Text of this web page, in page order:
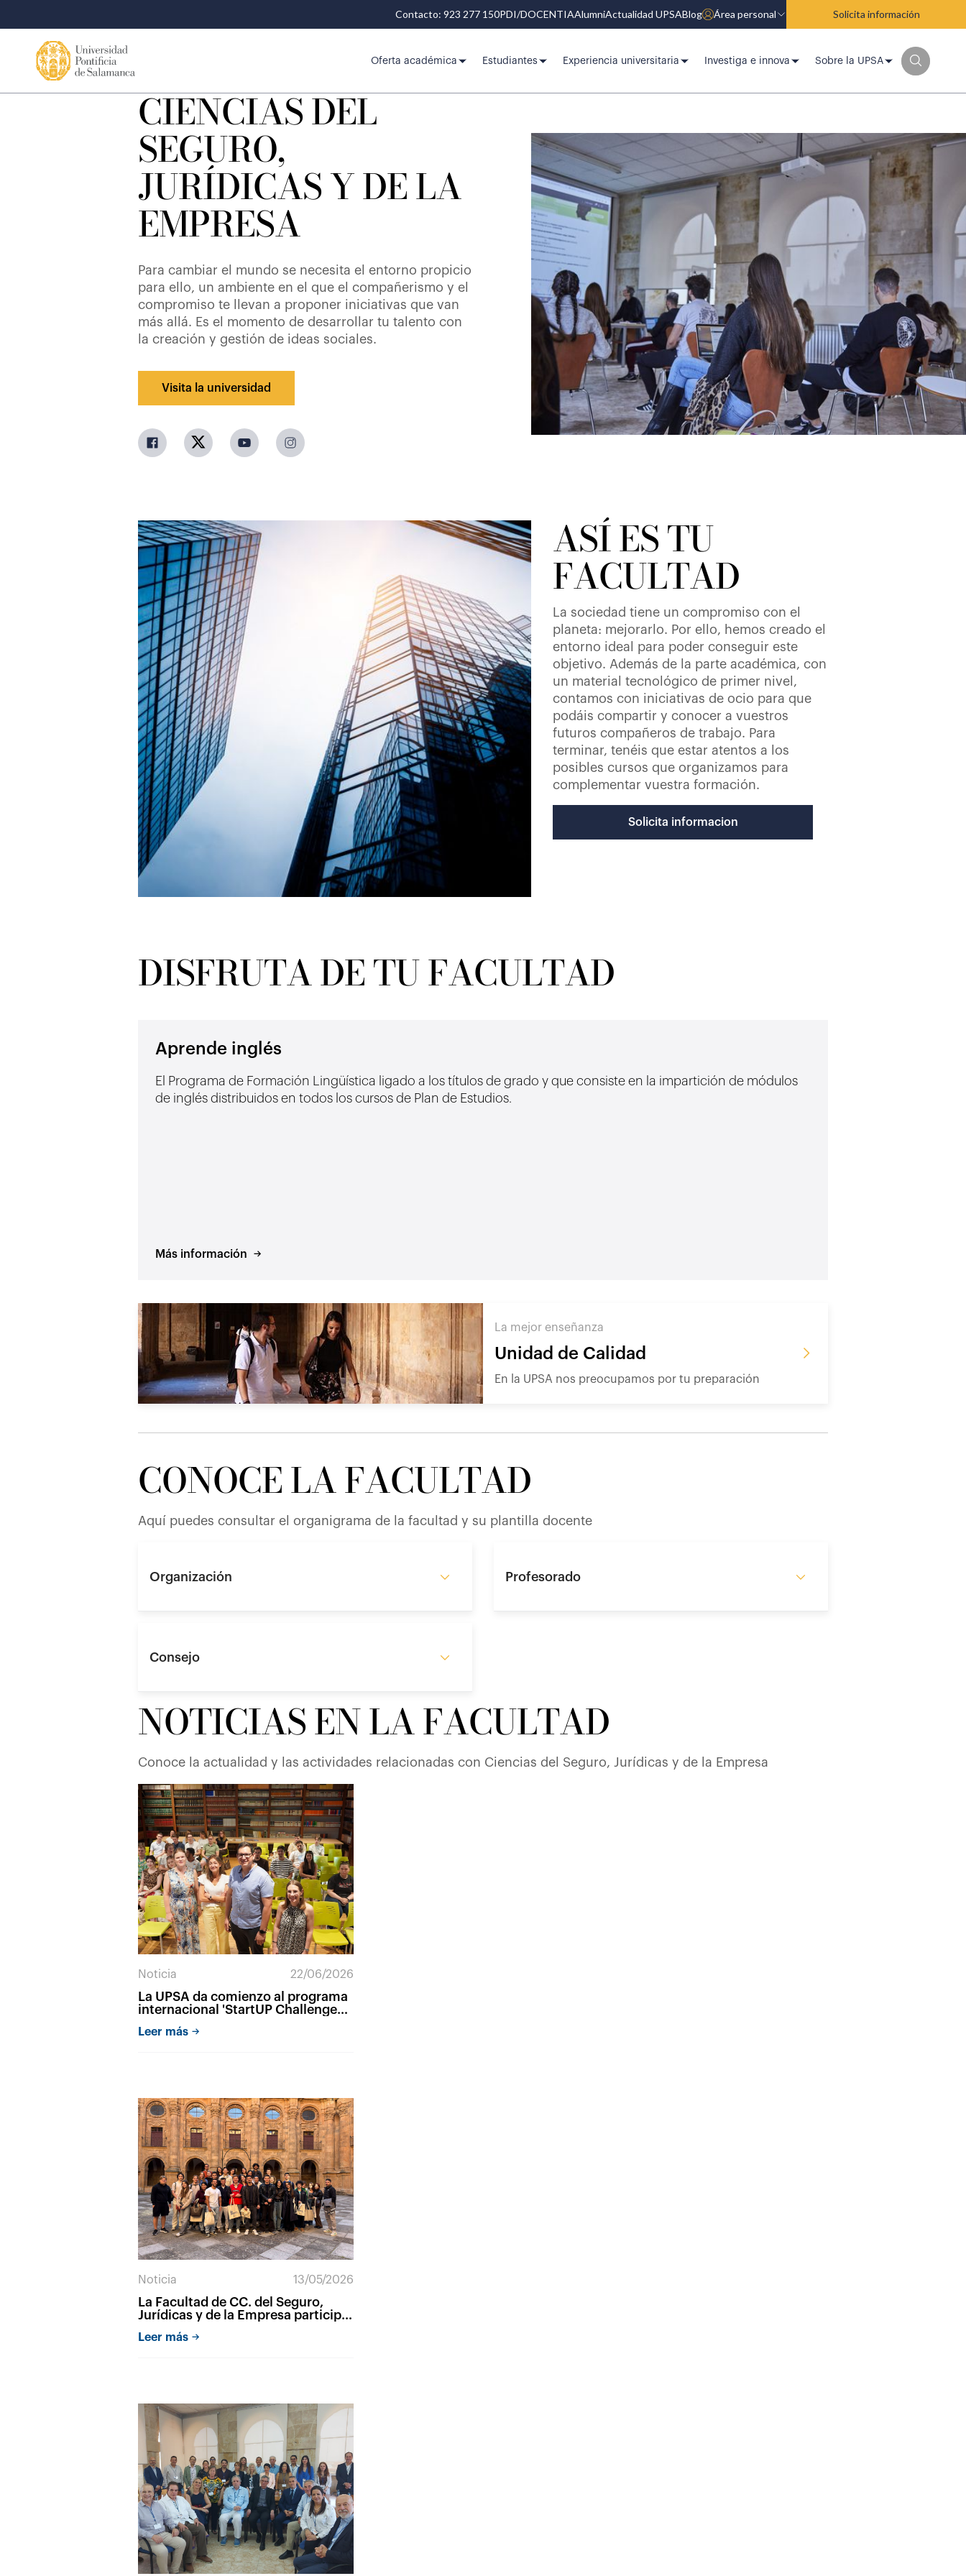
Contacto: 923 277 150PDI/DOCENTIAAlumniActualidad UPSABlog Área personal Solicita información
Oferta académica Estudiantes Experiencia universitaria Investiga e innova Sobre la UPSA
CIENCIAS DEL
SEGURO,
JURÍDICAS Y DE LA
EMPRESA
Para cambiar el mundo se necesita el entorno propicio
para ello, un ambiente en el que el compañerismo y el
compromiso te llevan a proponer iniciativas que van
más allá. Es el momento de desarrollar tu talento con
la creación y gestión de ideas sociales.
Visita la universidad
ASÍ ES TU
FACULTAD
La sociedad tiene un compromiso con el
planeta: mejorarlo. Por ello, hemos creado el
entorno ideal para poder conseguir este
objetivo. Además de la parte académica, con
un material tecnológico de primer nivel,
contamos con iniciativas de ocio para que
podáis compartir y conocer a vuestros
futuros compañeros de trabajo. Para
terminar, tenéis que estar atentos a los
posibles cursos que organizamos para
complementar vuestra formación.
Solicita informacion
DISFRUTA DE TU FACULTAD
Aprende inglés
El Programa de Formación Lingüística ligado a los títulos de grado y que consiste en la impartición de módulos
de inglés distribuidos en todos los cursos de Plan de Estudios.
Más información
La mejor enseñanza
Unidad de Calidad
En la UPSA nos preocupamos por tu preparación
CONOCE LA FACULTAD
Aquí puedes consultar el organigrama de la facultad y su plantilla docente
Organización Profesorado
Consejo
NOTICIAS EN LA FACULTAD
Conoce la actualidad y las actividades relacionadas con Ciencias del Seguro, Jurídicas y de la Empresa
Noticia 22/06/2026
La UPSA da comienzo al programa
internacional 'StartUP Challenge
universidades europeas'
Leer más
Noticia 13/05/2026
La Facultad de CC. del Seguro,
Jurídicas y de la Empresa participa
and Business Strategies in
Leer más